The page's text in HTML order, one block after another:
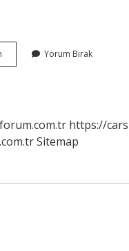
Borcu
Yorum Bırak
https://
Sitemap